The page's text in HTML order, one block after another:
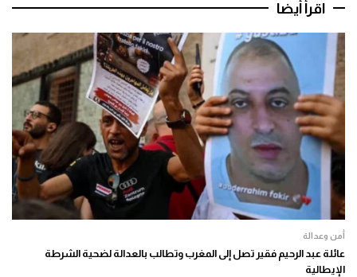
اقرأ أيضا
أمن وعدالة
عائلة عبد الرحيم فقير تصل إلى المغرب وتطالب بالعدالة لضحية الشرطة
الإيطالية